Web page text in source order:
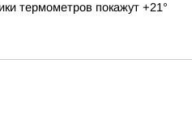
термометров покажут +21°